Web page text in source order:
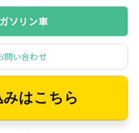
ガソリン車
問い合わせ
はこちら